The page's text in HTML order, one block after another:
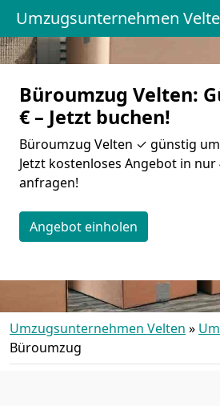
Umzugsunternehmen
Büroumzug Velten:
€ – Jetzt buchen!
Büroumzug Velten ✓ günstig
Jetzt kostenloses Angebot in
anfragen!
Angebot einholen
Umzugsunternehmen Velten »
Büroumzug